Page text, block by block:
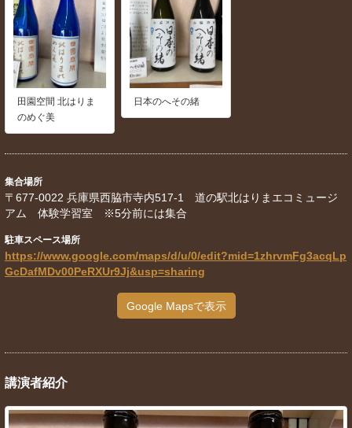
田園空間 北はりま
のめぐ美
日本のへその緒
集合場所
〒677-0022 兵庫県西脇市寺内517-1 道の駅北はりまエコミュージ
アム 体験学習室 ※5分前には集合
駐車スペース場所
https://www.google.com/maps/d/u/0/edit?mid=1zhrvmFg3acqLp
GcDafMDv00PeRXUr9Jj&usp=sharing
Google Mapsで表示
講演者紹介